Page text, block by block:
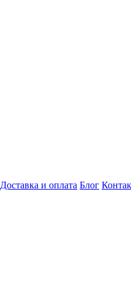
Доставка и оплата Блог